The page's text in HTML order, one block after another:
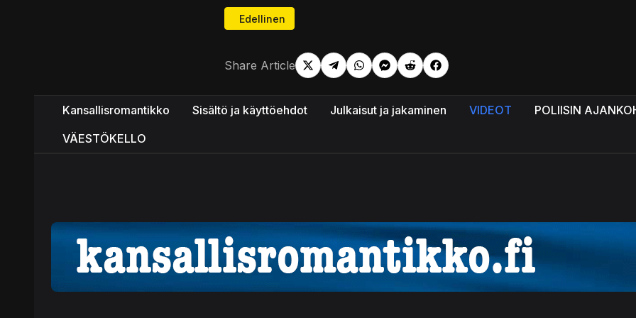
Edellinen artikkeli: Varo! Mitä hedelmiä sinun tulee välttää ettei maksasi
Edellinen
Share Article
Kansallisromantikko Sisältö ja käyttöehdot Julkaisut ja jakaminen VIDEOT POLIISIN
VÄESTÖKELLO